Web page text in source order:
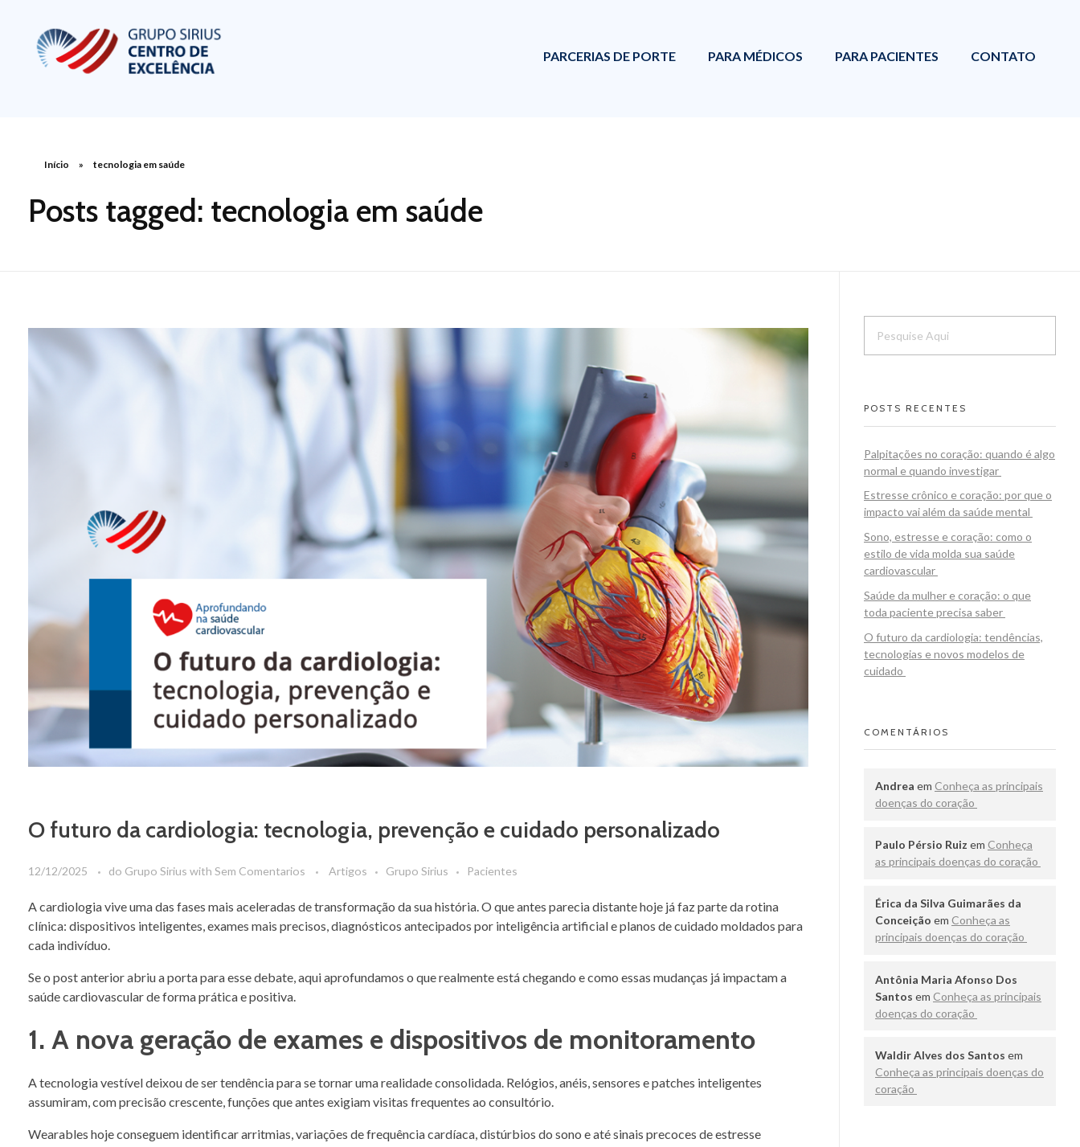
PARCERIAS DE PORTE PARA MÉDICOS PARA PACIENTES CONTATO
Início » tecnologia em saúde
Posts tagged: tecnologia em saúde
O futuro da cardiologia: tecnologia, prevenção e cuidado personalizado
12/12/2025 do Grupo Sirius with Sem Comentarios Artigos Grupo Sirius Pacientes
A cardiologia vive uma das fases mais aceleradas de transformação da sua história. O que antes parecia distante hoje já faz parte da rotina
clínica: dispositivos inteligentes, exames mais precisos, diagnósticos antecipados por inteligência artificial e planos de cuidado moldados para
cada indivíduo.
Se o post anterior abriu a porta para esse debate, aqui aprofundamos o que realmente está chegando e como essas mudanças já impactam a
saúde cardiovascular de forma prática e positiva.
1. A nova geração de exames e dispositivos de monitoramento
A tecnologia vestível deixou de ser tendência para se tornar uma realidade consolidada. Relógios, anéis, sensores e patches inteligentes
assumiram, com precisão crescente, funções que antes exigiam visitas frequentes ao consultório.
Wearables hoje conseguem identificar arritmias, variações de frequência cardíaca, distúrbios do sono e até sinais precoces de estresse
POSTS RECENTES
Palpitações no coração: quando é algo
normal e quando investigar
Estresse crônico e coração: por que o
impacto vai além da saúde mental
Sono, estresse e coração: como o
estilo de vida molda sua saúde
cardiovascular
Saúde da mulher e coração: o que
toda paciente precisa saber
O futuro da cardiologia: tendências,
tecnologias e novos modelos de
cuidado
COMENTÁRIOS
Andrea em Conheça as principais
doenças do coração
Paulo Pérsio Ruiz em Conheça
as principais doenças do coração
Érica da Silva Guimarães da
Conceição em Conheça as
principais doenças do coração
Antônia Maria Afonso Dos
Santos em Conheça as principais
doenças do coração
Waldir Alves dos Santos em
Conheça as principais doenças do
coração